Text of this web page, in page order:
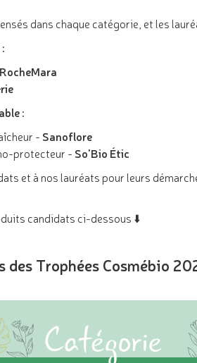
dans chaque catégorie, et les
RocheMara
:
- Sanoflore
protecteur - So'Bio Étic
et à nos lauréats pour leurs
candidats ci-dessous ⬇️
des Trophées Cosmébio